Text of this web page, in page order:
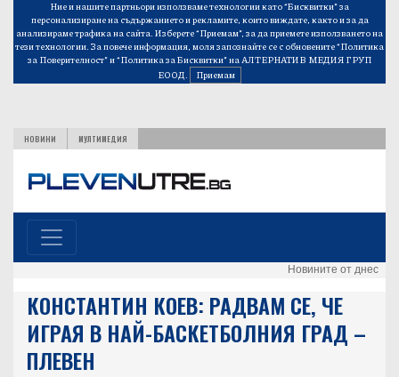
Ние и нашите партньори използваме технологии като “Бисквитки” за
персонализиране на съдържанието и рекламите, които виждате, както и за да
анализираме трафика на сайта. Изберете “Приемам”, за да приемете използването на
тези технологии. За повече информация, моля запознайте се с обновените“Политика
за Поверителност”и“Политика за Бисквитки”на АЛТЕРНАТИВ МЕДИЯ ГРУП
ЕООД.
Приемам
НОВИНИ МУЛТИМЕДИЯ
Новините от днес
КОНСТАНТИН КОЕВ: РАДВАМ СЕ, ЧЕ
ИГРАЯ В НАЙ-БАСКЕТБОЛНИЯ ГРАД –
ПЛЕВЕН